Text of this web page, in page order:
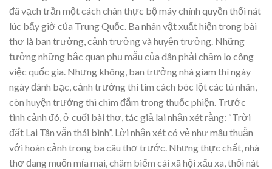
đã vạch trần một cách chân thực bộ máy chính quyền thối nát
lúc bấy giờ của Trung Quốc. Ba nhân vật xuất hiện trong bài
thơ là ban trưởng, cảnh trưởng và huyện trưởng. Những
tưởng những bậc quan phụ mẫu của dân phải chăm lo công
việc quốc gia. Nhưng không, ban trưởng nhà giam thì ngày
ngày đánh bạc, cảnh trường thì tìm cách bóc lột các tù nhân,
còn huyện trưởng thì chìm đắm trong thuốc phiện. Trước
tình cảnh đó, ở cuối bài thơ, tác giả lại nhận xét rằng: “Trời
đất Lai Tân vẫn thái bình”. Lời nhận xét có vẻ như mâu thuẫn
với hoàn cảnh trong ba câu thơ trước. Nhưng thực chất, nhà
thơ đang muốn mỉa mai, châm biếm cái xã hội xấu xa, thối nát